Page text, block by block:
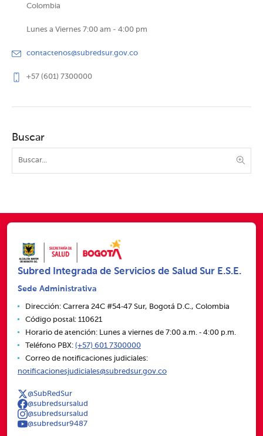
Colombia
Lunes a Viernes 7:00 am - 4:00 pm
contactenos@subredsur.gov.co
+57 (601) 7300000
Buscar
Subred Integrada de Servicios de Salud Sur E.S.E.
Sede Administrativa
Dirección: Carrera 24C #54‑47 Sur, Bogotá D.C., Colombia
Código postal: 110621
Horario de atención: Lunes a viernes de 7:00 a.m. ‑ 4:00 p.m.
Teléfono PBX: (+57) 601 7300000
Correo de notificaciones judiciales:
notificacionesjudiciales@subredsur.gov.co
@SubRedSur
@subredsursalud
@subredsursalud
@subredsur9487